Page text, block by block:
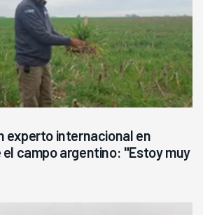
experto internacional en
campo argentino: "Estoy muy